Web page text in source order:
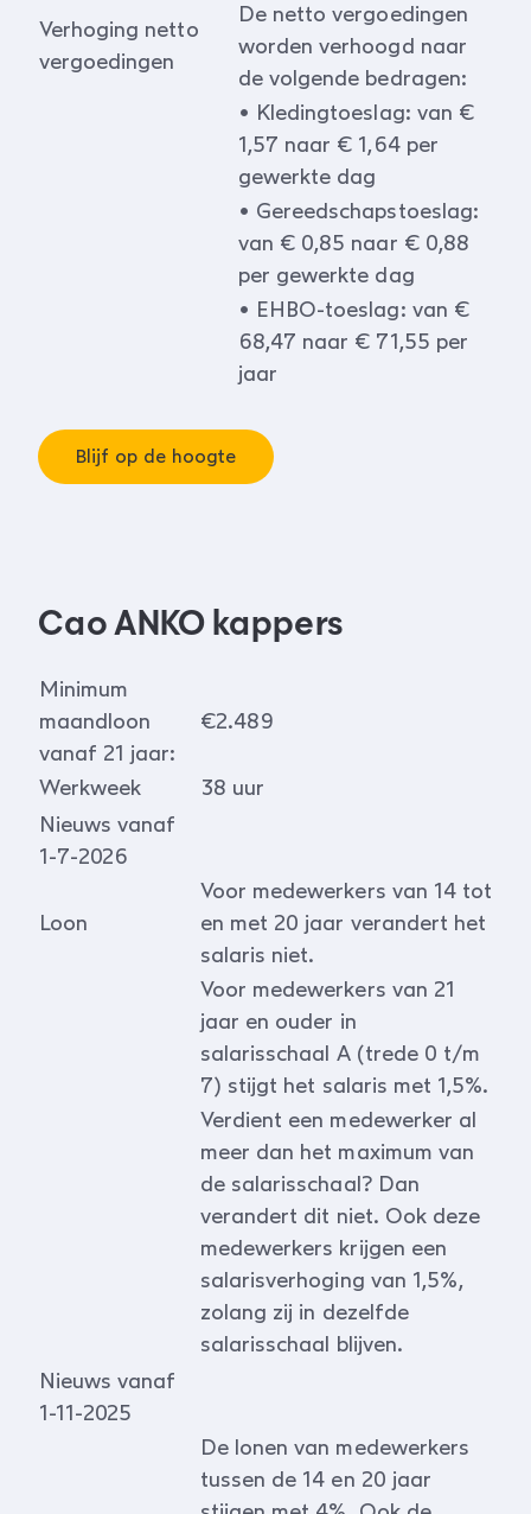
Verhoging netto
vergoedingen
De netto vergoedingen
worden verhoogd naar
de volgende bedragen:
• Kledingtoeslag: van €
1,57 naar € 1,64 per
gewerkte dag
• Gereedschapstoeslag:
van € 0,85 naar € 0,88
per gewerkte dag
• EHBO-toeslag: van €
68,47 naar € 71,55 per
jaar
Blijf op de hoogte
Cao ANKO kappers
Minimum
maandloon
vanaf 21 jaar:
€2.489
Werkweek
38 uur
Nieuws vanaf
1-7-2026
Loon
Voor medewerkers van 14 tot
en met 20 jaar verandert het
salaris niet.
Voor medewerkers van 21
jaar en ouder in
salarisschaal A (trede 0 t/m
7) stijgt het salaris met 1,5%.
Verdient een medewerker al
meer dan het maximum van
de salarisschaal? Dan
verandert dit niet. Ook deze
medewerkers krijgen een
salarisverhoging van 1,5%,
zolang zij in dezelfde
salarisschaal blijven.
Nieuws vanaf
1-11-2025
De lonen van medewerkers
tussen de 14 en 20 jaar